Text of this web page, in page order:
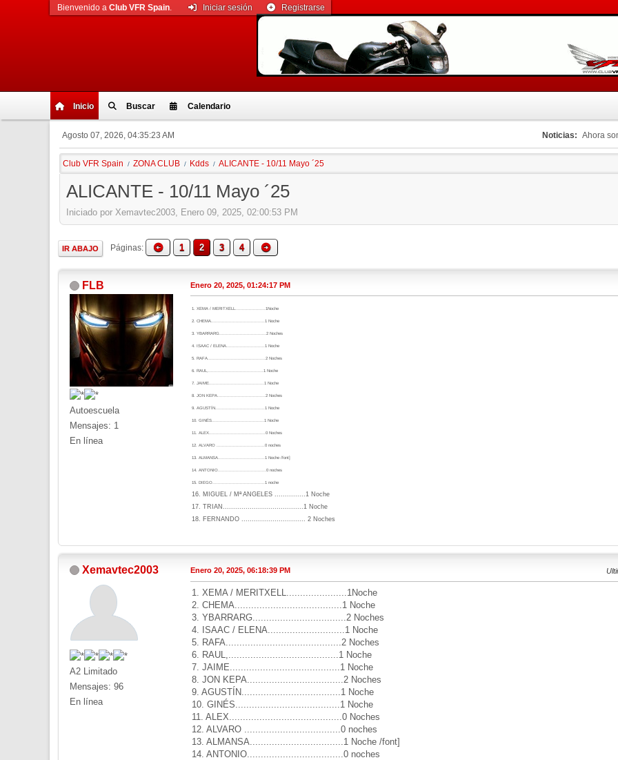
Inicio Buscar Calendario
Bienvenido a Club VFR Spain. Iniciar sesión Registrarse
Agosto 07, 2026, 04:35:23 AM Noticias: Ahora
Club VFR Spain / ZONA CLUB / Kdds / ALICANTE - 10/11 Mayo ´25
ALICANTE - 10/11 Mayo ´25
Iniciado por Xemavtec2003, Enero 09, 2025, 02:00:53 PM
IR ABAJO Páginas 1 2 3 4
FLB
Autoescuela
Mensajes: 1
En línea
Enero 20, 2025, 01:24:17 PM
1. XEMA / MERITXELL......................1Noche
2. CHEMA.......................................1 Noche
3. YBARRARG..................................2 Noches
4. ISAAC / ELENA............................1 Noche
5. RAFA..........................................2 Noches
6. RAUL,........................................1 Noche
7. JAIME........................................1 Noche
8. JON KEPA...................................2 Noches
9. AGUSTÍN....................................1 Noche
10. GINÉS......................................1 Noche
11. ALEX.........................................0 Noches
12. ALVARO ...................................0 noches
13. ALMANSA..................................1 Noche /font]
14. ANTONIO...................................0 noches
15. DIEGO......................................1 noche
16. MIGUEL / Mª ANGELES ...............1 Noche
17. TRIAN.......................................1 Noche
18. FERNANDO ............................... 2 Noches
Xemavtec2003
A2 Limitado
Mensajes: 96
En línea
Enero 20, 2025, 06:18:39 PM
1. XEMA / MERITXELL......................1Noche
2. CHEMA.......................................1 Noche
3. YBARRARG..................................2 Noches
4. ISAAC / ELENA............................1 Noche
5. RAFA..........................................2 Noches
6. RAUL,........................................1 Noche
7. JAIME........................................1 Noche
8. JON KEPA...................................2 Noches
9. AGUSTÍN....................................1 Noche
10. GINÉS......................................1 Noche
11. ALEX.........................................0 Noches
12. ALVARO ...................................0 noches
13. ALMANSA..................................1 Noche /font]
14. ANTONIO...................................0 noches